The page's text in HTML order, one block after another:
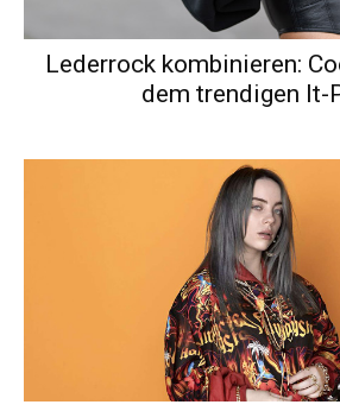
Lederrock kombinieren:
dem trendigen It-